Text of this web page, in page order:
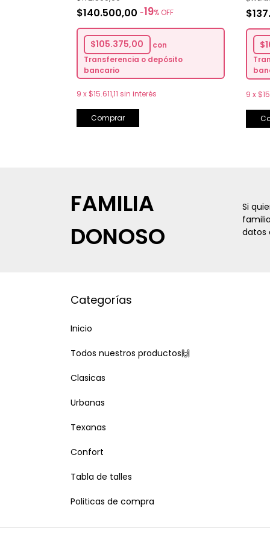
$140.500,00 -19% OFF
$105.375,00
con
Transferencia o depósito
bancario
9 x $15.611,11 sin interés
Comprar
9 x
FAMILIA
DONOSO
Si
datos
Categorías
Inicio
Todos nuestros productos🙌
Clasicas
Urbanas
Texanas
Confort
Tabla de talles
Politicas de compra